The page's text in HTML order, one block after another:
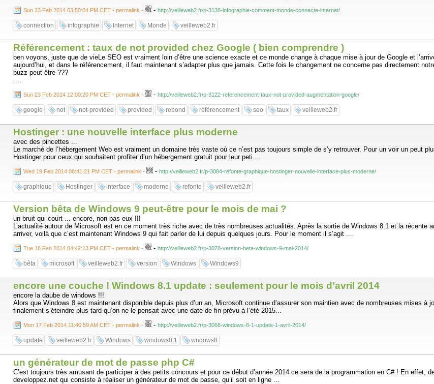
Sun 23 Feb 2014 03:50:04 PM CET - permalink - - http://veilleweb2.fr/p-3138-infographie-comment-monde-connecte-internet/
connection infographie Internet Monde veilleweb2.fr
Référencement : taux de not provided chez Google ( bien comprendre )
ben voyons, juste que de vieLe SEO est vraiment loin d’être une science exacte et ce monde change à chaque mise à jour de Google et
aujourd’hui, et dans le référencement, il faut maintenant s’adapter plus que jamais. Cette fois le changement ne concerne pas directement
buzz peut-être ???
....
Sun 23 Feb 2014 12:00:20 PM CET - permalink - - http://veilleweb2.fr/p-3122-referencement-taux-not-provided-augmentation-google/
google not not-provided provided rebond référencement seo taux veilleweb2.fr
Hostinger : une nouvelle interface plus moderne
avec des pincettes ...
Le marché de l’hébergement Web est vraiment un domaine très vaste où ce n’est pas toujours simple de s’y retrouver. Pour un voir un peut
Hostinger pour ceux qui souhaitent profiter d’un hébergement gratuit pour leur peti....
Wed 19 Feb 2014 08:41:21 PM CET - permalink - - http://veilleweb2.fr/p-3084-refonte-graphique-hostinger-nouvelle-interface-plus-moderne/
graphique Hostinger interface moderne refonte veilleweb2.fr
Version bêta de Windows 9 peut-être pour le mois de mai ?
un bruit qui court ... encore, non pas eux !!!
L’actualité autour de Microsoft est en ce moment très riche avec de très nombreuses actualités. Après la sortie de Windows 8.1 et la récente
arriver, voilà que c’est maintenant Windows 9 qui fait parler de lui depuis quelques jours. Pour le moment il s’agit ....
Tue 18 Feb 2014 04:42:13 PM CET - permalink - - http://veilleweb2.fr/p-3078-version-beta-windows-9-mai-2014/
bêta microsoft veilleweb2.fr version Windows Windows9
encore une couche ! Windows 8.1 update : seulement pour le mois d’avril 2014
encore la daube de windows !!!
Alors que Windows 8 est maintenant disponible depuis plus d’un an, Microsoft continue d’assurer son maintien avec de nombreuses mises
finalement s’éteindre plus tard qu’on ne le pensait avec une date de fin prévu à l’été 2015...
Mon 17 Feb 2014 11:40:59 AM CET - permalink - - http://veilleweb2.fr/p-3068-windows-8-1-update-1-avril-2014/
update veilleweb2.fr Windows windows8.1 wndows8
un générateur de mot de passe php C#
C’est toujours très amusant de participer à des petits concours et pour ce début d’année 2014 ce sera de la programmation en C# ! En
developpez.net qui consiste à réaliser un générateur de mot de passe, qu’il soit en ligne ...